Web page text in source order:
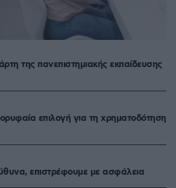
της πανεπιστημιακής εκπαίδευσης
επιλογή για τη χρηματοδότηση
επιστρέφουμε με ασφάλεια